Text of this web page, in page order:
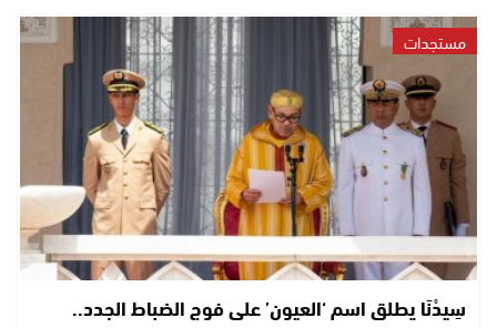
مستجدات
سِيدْنَا يطلق اسم ‘العيون’ على فوج الضباط الجدد..